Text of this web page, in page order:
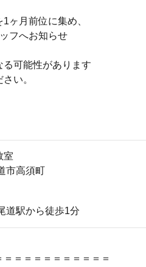
ヶ月前位に集め、
フへお知らせ
可能性があります
い。
室
市高須町
道駅から徒歩1分
＝＝＝＝＝＝＝＝＝＝＝